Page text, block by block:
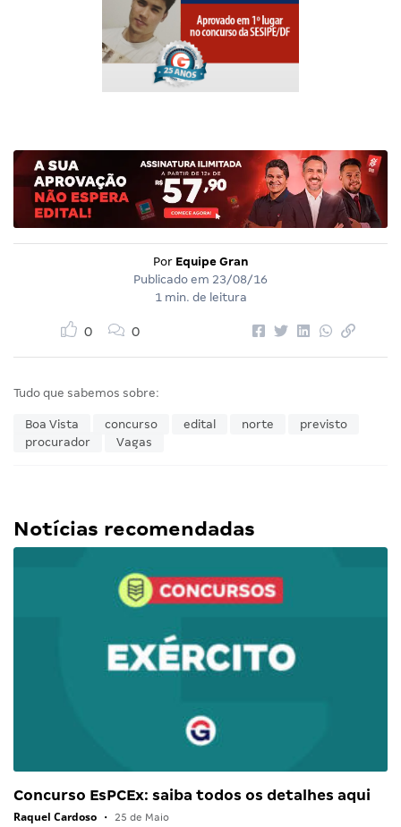
Por Equipe Gran
Publicado em 23/08/16
1 min. de leitura
0 0
Tudo que sabemos sobre:
Boa Vista concurso edital norte
previsto
procurador
Vagas
Notícias recomendadas
Concurso EsPCEx: saiba todos os detalhes aqui
Raquel Cardoso • 25 de Maio